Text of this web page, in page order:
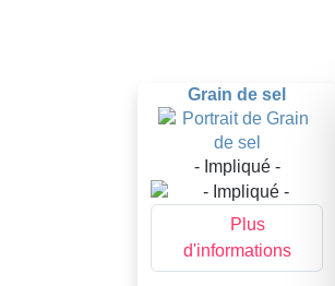
Grain de sel
- Impliqué -
Plus
d'informations